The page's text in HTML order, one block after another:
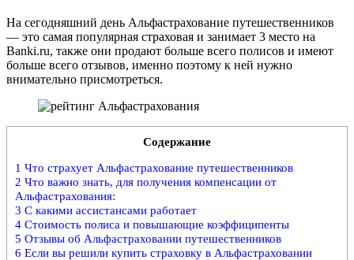
На сегодняшний день Альфастрахование путешественников
— это самая популярная страховая и занимает 3 место на
Banki.ru, также они продают больше всего полисов и имеют
больше всего отзывов, именно поэтому к ней нужно
внимательно присмотреться.
Содержание
1 Что страхует Альфастрахование путешественников
2 Что важно знать, для получения компенсации от
Альфастрахования:
3 С какими ассистансами работает
4 Стоимость полиса и повышающие коэффиципенты
5 Отзывы об Альфастраховании путешественников
6 Если вы решили купить страховку в Альфастраховании